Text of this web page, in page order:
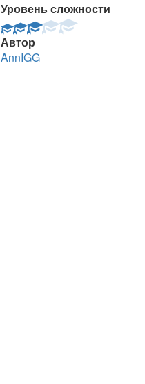
Уровень сложности
Автор
AnnIGG